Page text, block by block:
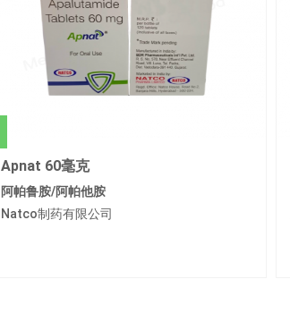
Bical 50毫克
比卡鲁胺
孟加拉碧康制药